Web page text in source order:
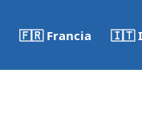
🇫🇷 Francia 🇮🇹